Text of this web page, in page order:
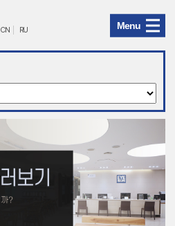
아
리
과
메
CN RU Menu